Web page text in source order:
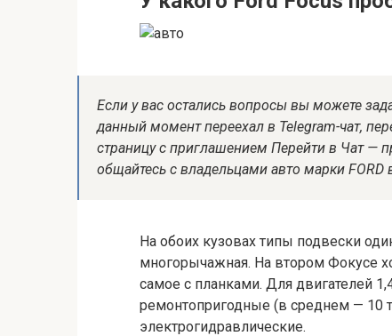
Если у вас остались вопросы вы можете
данный момент переехал в Telegram-чат,
страницу с приглашением Перейти в Чат —
общайтесь с владельцами авто марки
На обоих кузовах типы подвески
многорычажная. На втором Фокусе
самое с планками. Для двигателей
ремонтопригодные (в среднем — 10
электрогидравлические.